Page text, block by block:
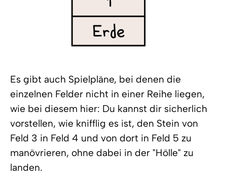
Es gibt auch Spielpläne, bei denen die
einzelnen Felder nicht in einer Reihe liegen,
wie bei diesem hier: Du kannst dir sicherlich
vorstellen, wie knifflig es ist, den Stein von
Feld 3 in Feld 4 und von dort in Feld 5 zu
manövrieren, ohne dabei in der "Hölle" zu
landen.